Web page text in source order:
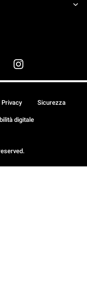
Privacy Sicurezza
digitale